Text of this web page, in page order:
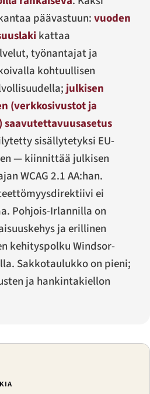
päävastuun:vuoden
kattaa
työnantajat ja
kohtuullisen
julkisen
(verkkosivustot ja
sisällytetyksi EU-
— kiinnittää julkisen
WCAG 2.1 AA:han.
ei
Pohjois-Irlannilla on
ja erillinen
kehityspolku Windsor-
Sakko­taulukko on pieni;
ja hankintakiellon